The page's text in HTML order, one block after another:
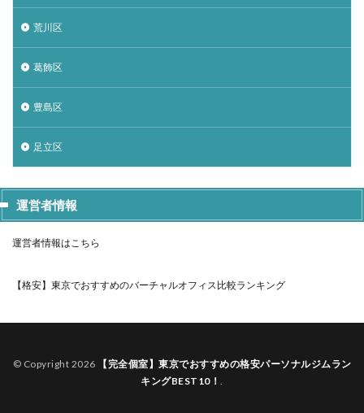
荒川区
葛飾区
豊島区
足立区
運営者情報
運営者情報はこちら
【格安】東京でおすすめのバーチャルオフィス比較ランキング
© Copyright 2026
【完全個室】東京でおすすめの格安パーソナルジムラン
キングBEST10！